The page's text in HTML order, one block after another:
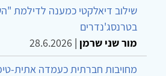
שילוב דיאלקטי כמענה לדילמת
בטרנסג'נדרים
מור שני שרמן |
28.6.2026
מחויבות חברתית כעמדה אתית-